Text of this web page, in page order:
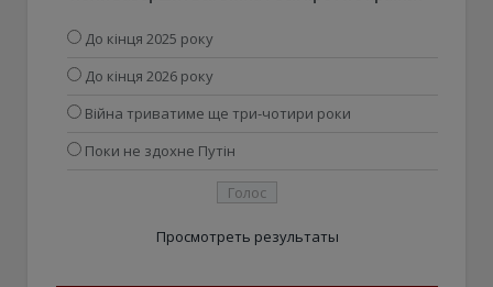
До кінця 2025 року
До кінця 2026 року
Війна триватиме ще три-чотири роки
Поки не здохне Путін
Просмотреть результаты